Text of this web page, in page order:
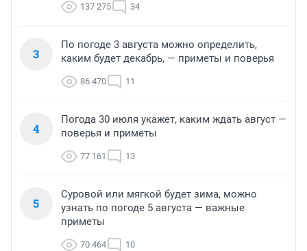
137 275 34
3
По погоде 3 августа можно определить,
каким будет декабрь, — приметы и поверья
86 470 11
4
Погода 30 июля укажет, каким ждать август —
поверья и приметы
77 161 13
5
Суровой или мягкой будет зима, можно
узнать по погоде 5 августа — важные
приметы
70 464 10